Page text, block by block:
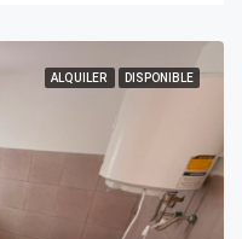
ALQUILER DISPONIBLE